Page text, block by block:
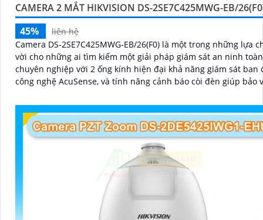
CAMERA 2 MẮT HIKVISION DS-2SE7C425MWG-EB/
45%
liên hệ
Camera DS-2SE7C425MWG-EB/26(F0) là một trong những lựa
vời cho những ai tìm kiếm một giải pháp giám sát an ninh
chuyên nghiệp với 2 ống kính hiện đại khả năng giám sát ban
công nghệ AcuSense, và tính năng cảnh báo còi đèn giúp bảo